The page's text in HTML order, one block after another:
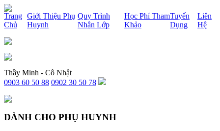
x
Trang
Chủ
Giới Thiệu Phụ
Huynh
Quy Trình
Nhận Lớp
Học Phí Tham
Khảo
Tuyển
Dụng
Liên
Hệ
Thầy Minh - Cô Nhật
0903 60 50 88 0902 30 50 78
DÀNH CHO PHỤ HUYNH